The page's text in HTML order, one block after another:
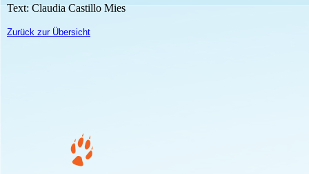
Text: Claudia Castillo Mies
Zurück zur Übersicht